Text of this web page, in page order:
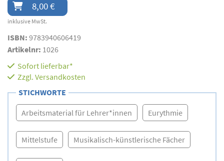
8,00 €
inklusive MwSt.
ISBN: 9783940606419
Artikelnr: 1026
Sofort lieferbar*
Zzgl. Versandkosten
STICHWORTE
Arbeitsmaterial für Lehrer*innen Eurythmie
Mittelstufe Musikalisch-künstlerische Fächer